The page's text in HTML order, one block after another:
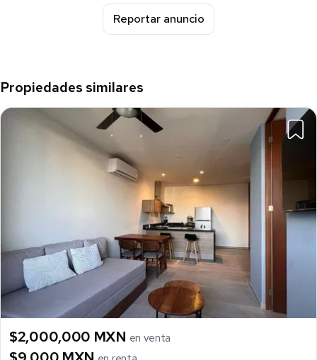
Reportar anuncio
Propiedades similares
$2,000,000 MXN en venta